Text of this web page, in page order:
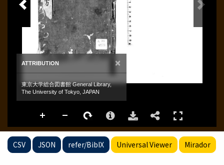
CSV JSON refer/BibIX Universal Viewer Mirador